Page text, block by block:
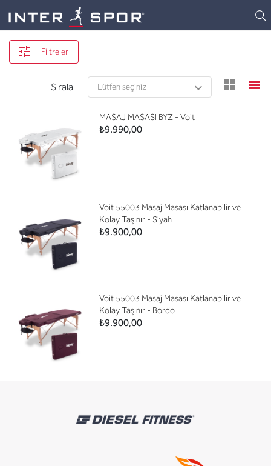
Filtreler
Sırala
MASAJ MASASI BYZ - Voit
₺9.990,00
Voit 55003 Masaj Masası Katlanabilir ve
Kolay Taşınır - Siyah
₺9.900,00
Voit 55003 Masaj Masası Katlanabilir ve
Kolay Taşınır - Bordo
₺9.900,00